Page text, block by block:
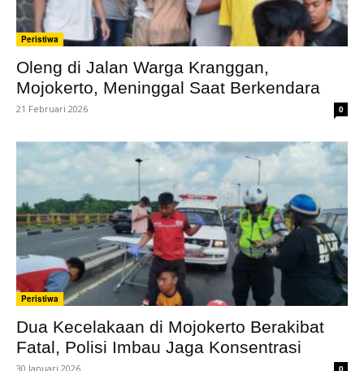
Peristiwa
Oleng di Jalan Warga Kranggan,
Mojokerto, Meninggal Saat Berkendara
21 Februari 2026 0
Peristiwa
Dua Kecelakaan di Mojokerto Berakibat
Fatal, Polisi Imbau Jaga Konsentrasi
30 Januari 2026 0